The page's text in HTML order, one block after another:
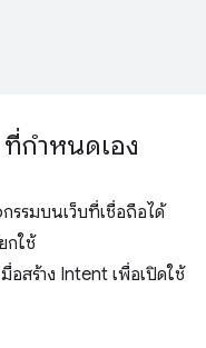
กําหนดเอง
รรมบนเว็บที่เชื่อถือได้
กใช้
มื่อสร้าง Intent เพื่อเปิดใช้